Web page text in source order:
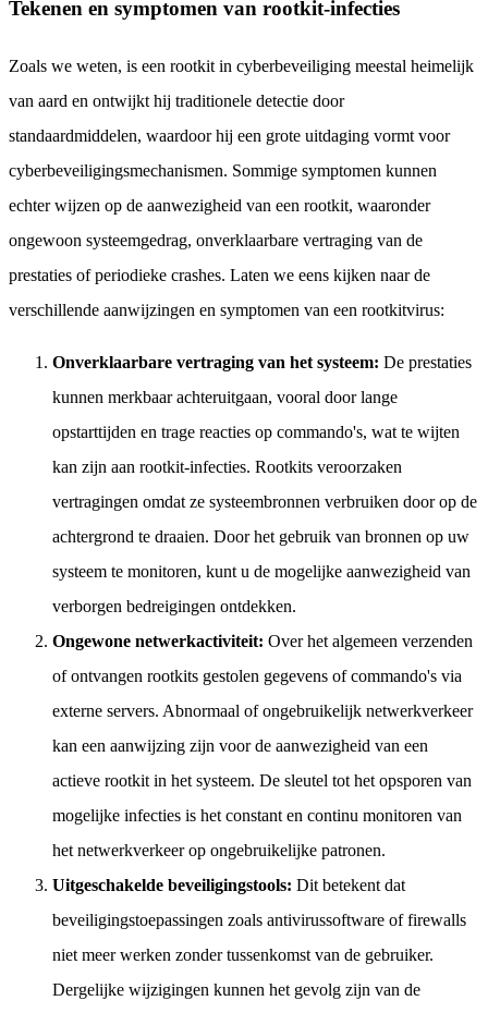
Tekenen en symptomen van rootkit-infecties
Zoals we weten, is een rootkit in cyberbeveiliging meestal heimelijk
van aard en ontwijkt hij traditionele detectie door
standaardmiddelen, waardoor hij een grote uitdaging vormt voor
cyberbeveiligingsmechanismen. Sommige symptomen kunnen
echter wijzen op de aanwezigheid van een rootkit, waaronder
ongewoon systeemgedrag, onverklaarbare vertraging van de
prestaties of periodieke crashes. Laten we eens kijken naar de
verschillende aanwijzingen en symptomen van een rootkitvirus:
Onverklaarbare vertraging van het systeem: De prestaties
kunnen merkbaar achteruitgaan, vooral door lange
opstarttijden en trage reacties op commando's, wat te wijten
kan zijn aan rootkit-infecties. Rootkits veroorzaken
vertragingen omdat ze systeembronnen verbruiken door op de
achtergrond te draaien. Door het gebruik van bronnen op uw
systeem te monitoren, kunt u de mogelijke aanwezigheid van
verborgen bedreigingen ontdekken.
Ongewone netwerkactiviteit: Over het algemeen verzenden
of ontvangen rootkits gestolen gegevens of commando's via
externe servers. Abnormaal of ongebruikelijk netwerkverkeer
kan een aanwijzing zijn voor de aanwezigheid van een
actieve rootkit in het systeem. De sleutel tot het opsporen van
mogelijke infecties is het constant en continu monitoren van
het netwerkverkeer op ongebruikelijke patronen.
Uitgeschakelde beveiligingstools: Dit betekent dat
beveiligingstoepassingen zoals antivirussoftware of firewalls
niet meer werken zonder tussenkomst van de gebruiker.
Dergelijke wijzigingen kunnen het gevolg zijn van de